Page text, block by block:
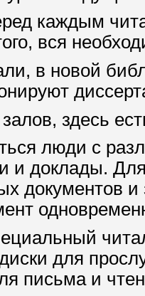
каждым
вся
в новой
здесь
люди с
и доклады.
документов
для
письма и